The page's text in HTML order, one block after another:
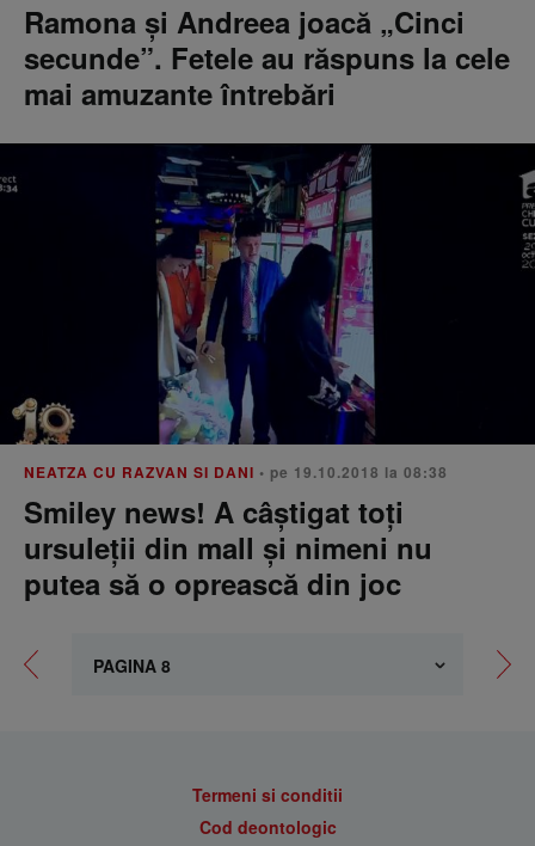
Ramona și Andreea joacă „Cinci
secunde”. Fetele au răspuns la cele
mai amuzante întrebări
NEATZA CU RAZVAN SI DANI • pe 19.10.2018 la 08:38
Smiley news! A câștigat toți
ursuleții din mall și nimeni nu
putea să o oprească din joc
Termeni si conditii
Cod deontologic